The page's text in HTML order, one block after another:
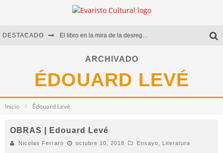
DESTACADO El libro en la mira de la desregulación
Marcelo Rubio | El llovedor
Diego Meret | Hotel Acapulco
Alejandra Correa | La nieve
ARCHIVADO
ÉDOUARD LEVÉ
Inicio Édouard Levé
OBRAS | Edouard Levé
Nicolas Ferraro octubre 10, 2018 Ensayo Literatura